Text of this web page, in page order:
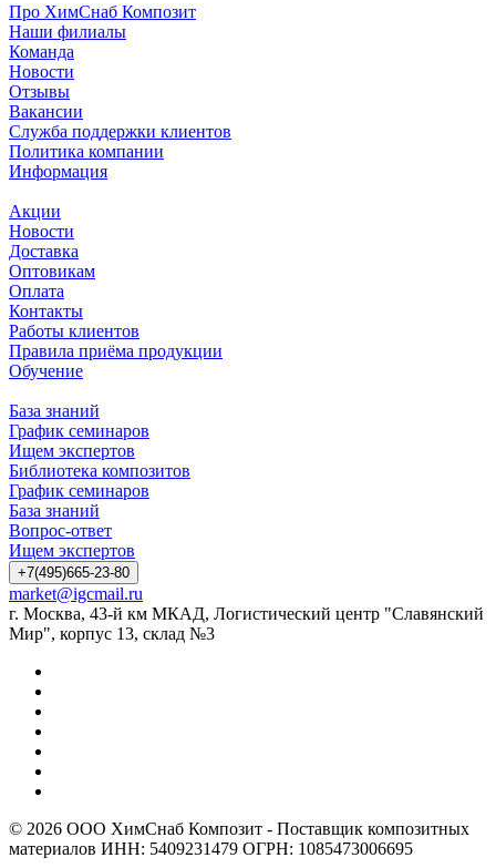
Про ХимСнаб Композит
Наши филиалы
Команда
Новости
Отзывы
Вакансии
Служба поддержки клиентов
Политика компании
Информация
Акции
Новости
Доставка
Оптовикам
Оплата
Контакты
Работы клиентов
Правила приёма продукции
Обучение
База знаний
График семинаров
Ищем экспертов
Библиотека композитов
График семинаров
База знаний
Вопрос-ответ
Ищем экспертов
+7(495)665-23-80
market@igcmail.ru
г. Москва, 43-й км МКАД, Логистический центр "Славянский
Мир", корпус 13, склад №3
© 2026 ООО ХимСнаб Композит - Поставщик композитных
материалов ИНН: 5409231479 ОГРН: 1085473006695